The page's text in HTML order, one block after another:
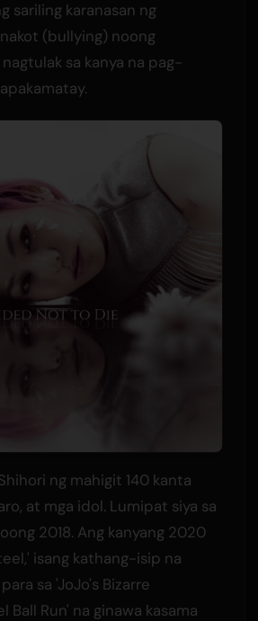
sariling karanasan ng
(bullying) noong
sa kanya na pag-
ng mahigit 140 kanta
at mga idol. Lumipat siya sa
2018. Ang kanyang 2020
isang kathang-isip na
sa 'JoJo's Bizarre
Ball Run' na ginawa kasama